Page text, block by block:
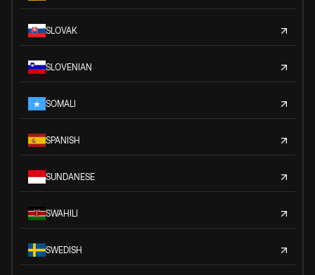
SLOVAK
SLOVENIAN
SOMALI
SPANISH
SUNDANESE
SWAHILI
SWEDISH